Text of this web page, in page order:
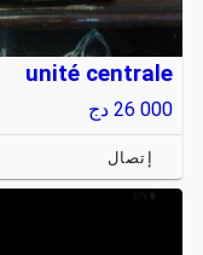
unité centrale
26 000 دج
إتصال